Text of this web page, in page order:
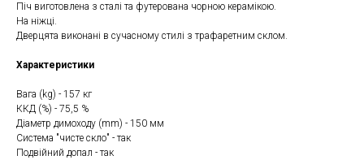
Піч виготовлена з сталі та футерована чорною керамікою.
На ніжці.
Дверцята виконані в сучасному стилі з трафаретним склом.
Характеристики
Вага (kg) - 157 кг
ККД (%) - 75,5 %
Діаметр димоходу (mm) - 150 мм
Система "чисте скло" - так
Подвійний допал - так